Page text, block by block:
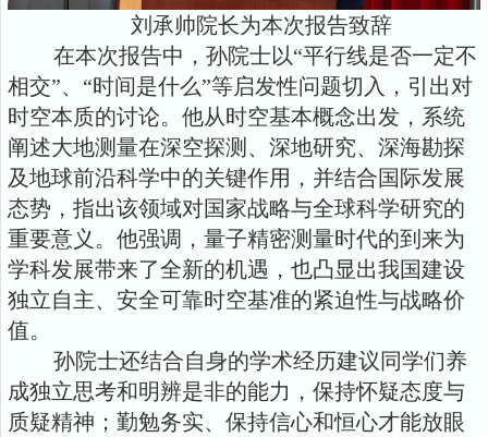
刘承帅院长为本次报告致辞
在本次报告中，孙院士以“平行线是否一定不
相交”、“时间是什么”等启发性问题切入，引出对
时空本质的讨论。他从时空基本概念出发，系统
阐述大地测量在深空探测、深地研究、深海勘探
及地球前沿科学中的关键作用，并结合国际发展
态势，指出该领域对国家战略与全球科学研究的
重要意义。他强调，量子精密测量时代的到来为
学科发展带来了全新的机遇，也凸显出我国建设
独立自主、安全可靠时空基准的紧迫性与战略价
值。
孙院士还结合自身的学术经历建议同学们养
成独立思考和明辨是非的能力，保持怀疑态度与
质疑精神；勤勉务实、保持信心和恒心才能放眼